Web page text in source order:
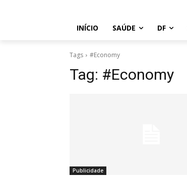
INÍCIO SAÚDE DF
Tags #Economy
Tag: #Economy
Publicidade